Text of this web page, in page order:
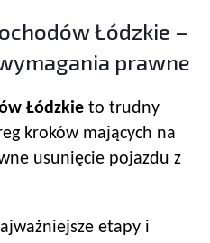
Łódzkie –
prawne
Łódzkie to trudny
kroków mających na
usunięcie pojazdu z
etapy i